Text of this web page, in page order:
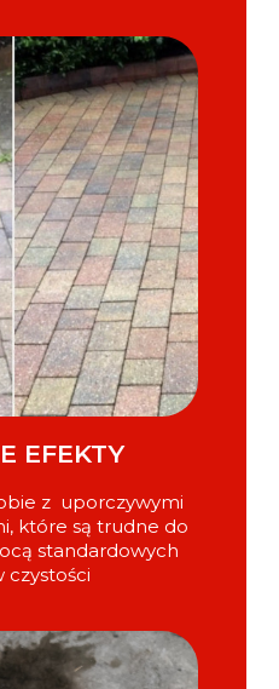
EFEKTY
z uporczywymi
które są trudne do
standardowych
czystości